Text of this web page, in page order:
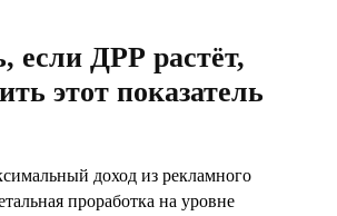
если ДРР растёт,
этот показатель
доход из рекламного
проработка на уровне